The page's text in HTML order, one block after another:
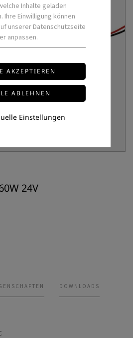
24V
DOWNLOADS
Inhalte geladen
Ihre Einwilligung können
unserer Datenschutzseite
anpassen.
Einstellungen